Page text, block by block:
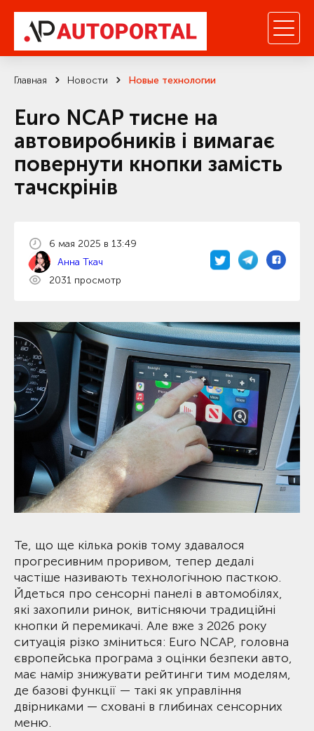
Главная Новости Новые технологии
Euro NCAP тисне на
автовиробників і вимагає
повернути кнопки замість
тачскрінів
6 мая 2025 в 13:49
Анна Ткач
2031 просмотр
Те, що ще кілька років тому здавалося
прогресивним проривом, тепер дедалі
частіше називають технологічною пасткою.
Йдеться про сенсорні панелі в автомобілях,
які захопили ринок, витісняючи традиційні
кнопки й перемикачі. Але вже з 2026 року
ситуація різко зміниться: Euro NCAP, головна
європейська програма з оцінки безпеки авто,
має намір знижувати рейтинги тим моделям,
де базові функції — такі як управління
двірниками — сховані в глибинах сенсорних
меню.